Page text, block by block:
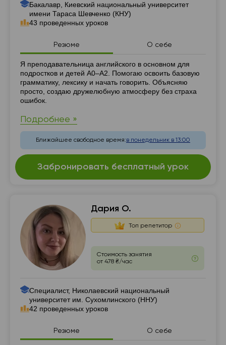
Бакалавр, Киевский национальный университет
имени Тараса Шевченко (КНУ)
43 проведенных уроков
Резюме О себе
Резюме
Я преподавательница английского в основном для
подростков и детей A0–A2. Помогаю освоить базовую
грамматику, лексику и начать говорить. Объясняю
просто, создаю дружелюбную атмосферу без страха
ошибок.
Подробнее »
Ближайшее свободное время:в понедельник в 13:00
Забронировать бесплатный урок
Дария О.
Топ репетитор
Стоимость занятия
от 478 ₴/час
Специалист, Николаевский национальный
университет им. Сухомлинского (ННУ)
42 проведенных уроков
Резюме О себе